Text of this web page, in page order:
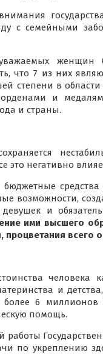
с семейными
женщин
что 7 из них
степени в
и
и страны.
это негативно
бюджетные
возможности,
и
ими высшего
процветания всего
и
6
помощь.
работы
по укреплению